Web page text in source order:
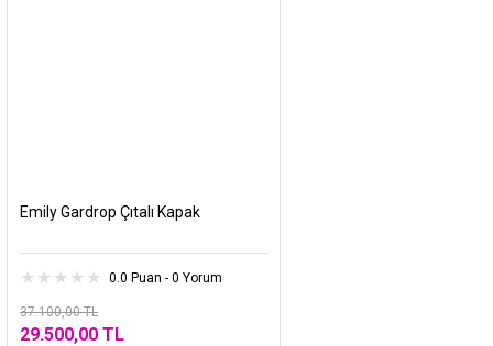
Emily Gardrop Çıtalı Kapak
0.0 Puan - 0 Yorum
37.100,00 TL
29.500,00 TL